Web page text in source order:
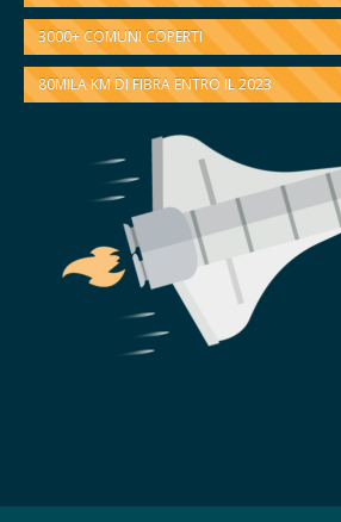
3000+ COMUNI COPERTI
80MILA KM DI FIBRA ENTRO IL 2023